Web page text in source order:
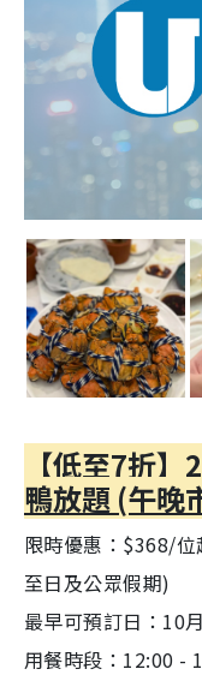
【低至7折
鴨放題 (午晚
限時優惠：$368/
至日及公眾假期)
最早可預訂日：10
用餐時段：12:00 -